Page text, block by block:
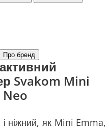
Про бренд
Svakom Mini
Neo
ніжний, як Mini Emma,